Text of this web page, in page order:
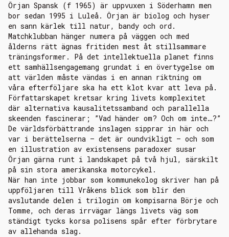
Örjan Spansk (f 1965) är uppvuxen i Söderhamn men
bor sedan 1995 i Luleå. Örjan är biolog och hyser
en sann kärlek till natur, bandy och ord.
Matchklubban hänger numera på väggen och med
ålderns rätt ägnas fritiden mest åt stillsammare
träningsformer. På det intellektuella planet finns
ett samhällsengagemang grundat i en övertygelse om
att världen måste vändas i en annan riktning om
våra efterföljare ska ha ett klot kvar att leva på.
Författarskapet kretsar kring livets komplexitet
där alternativa kausalitetssamband och parallella
skeenden fascinerar; ”Vad händer om? Och om inte…?”
De världsförbättrande inslagen sipprar in här och
var i berättelserna – det är oundvikligt – och som
en illustration av existensens paradoxer susar
Örjan gärna runt i landskapet på två hjul, särskilt
på sin stora amerikanska motorcykel.
När han inte jobbar som kommunekolog skriver han på
uppföljaren till Vråkens blick som blir den
avslutande delen i trilogin om kompisarna Börje och
Tomme, och deras irrvägar längs livets väg som
ständigt tycks korsa polisens spår efter förbrytare
av allehanda slag.